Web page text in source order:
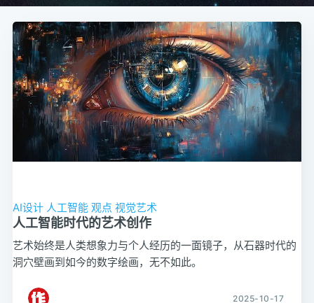
AI设计 人工智能 观点 视觉艺术
人工智能时代的艺术创作
艺术始终是人类想象力与个人经历的一面镜子，从石器时代的
洞穴壁画到如今的数字绘画，无不如此。
2025-10-17